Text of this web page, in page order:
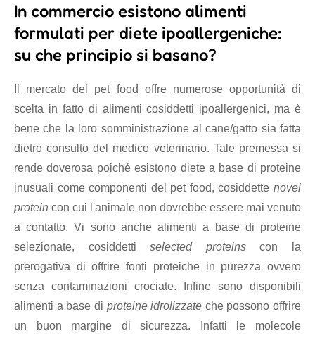
In commercio esistono alimenti
formulati per diete ipoallergeniche:
su che principio si basano?
Il mercato del pet food offre numerose opportunità di
scelta in fatto di alimenti cosiddetti ipoallergenici, ma è
bene che la loro somministrazione al cane/gatto sia fatta
dietro consulto del medico veterinario. Tale premessa si
rende doverosa poiché esistono diete a base di proteine
inusuali come componenti del pet food, cosiddette novel
protein con cui l'animale non dovrebbe essere mai venuto
a contatto. Vi sono anche alimenti a base di proteine
selezionate, cosiddettiselected proteinscon la
prerogativa di offrire fonti proteiche in purezza ovvero
senza contaminazioni crociate. Infine sono disponibili
alimenti a base di proteine idrolizzate che possono offrire
un buon margine di sicurezza. Infatti le molecole